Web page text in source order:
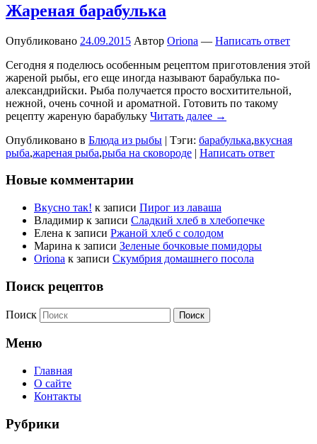
Жареная барабулька
Опубликовано 24.09.2015 Автор Oriona — Написать ответ
Сегодня я поделюсь особенным рецептом приготовления этой
жареной рыбы, его еще иногда называют барабулька по-
александрийски. Рыба получается просто восхитительной,
нежной, очень сочной и ароматной. Готовить по такому
рецепту жареную барабульку Читать далее →
Опубликовано в Блюда из рыбы | Тэги: барабулька,вкусная
рыба,жареная рыба,рыба на сковороде | Написать ответ
Новые комментарии
Вкусно так! к записи Пирог из лаваша
Владимир к записи Сладкий хлеб в хлебопечке
Елена к записи Ржаной хлеб с солодом
Марина к записи Зеленые бочковые помидоры
Oriona к записи Скумбрия домашнего посола
Поиск рецептов
Поиск
Меню
Главная
О сайте
Контакты
Рубрики